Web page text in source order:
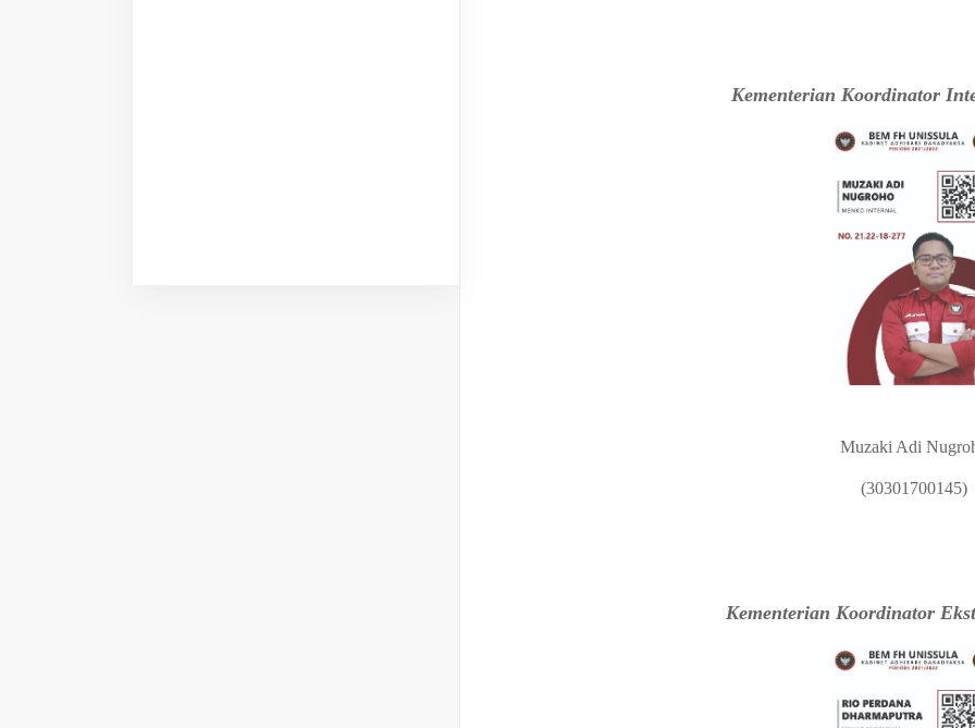
Kementerian Koordinator
Muzaki Adi
(30301700145)
Kementerian Koordinator